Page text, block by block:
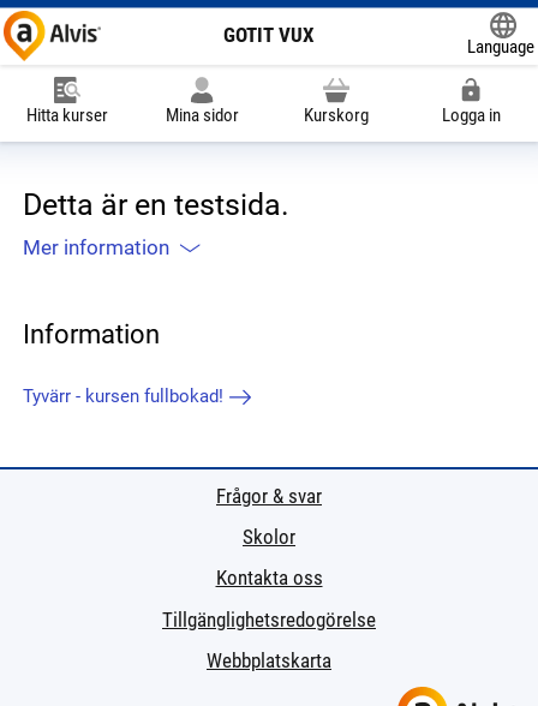
GOTIT VUX
Language
Hitta kurser Mina sidor Kurskorg Logga in
Detta är en testsida.
Mer information
Information
Tyvärr - kursen fullbokad!
Frågor & svar
Skolor
Kontakta oss
Tillgänglighetsredogörelse
Webbplatskarta